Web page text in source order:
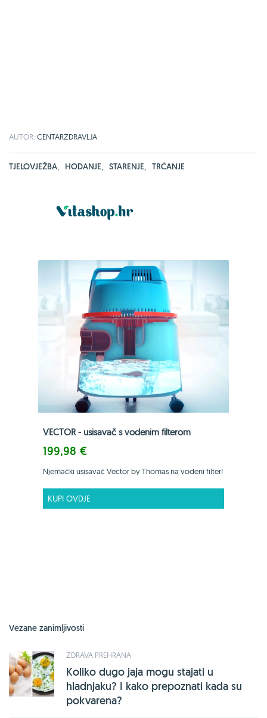
AUTOR: CENTARZDRAVLJA
TJELOVJEŽBA, HODANJE, STARENJE, TRČANJE
VECTOR - usisavač s vodenim filterom
199,98 €
Njemački usisavač Vector by Thomas na vodeni filter!
KUPI OVDJE
Vezane zanimljivosti
ZDRAVA PREHRANA
Koliko dugo jaja mogu stajati u
hladnjaku? I kako prepoznati kada su
pokvarena?